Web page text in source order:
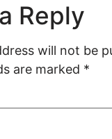
Reply
will not be
are marked *